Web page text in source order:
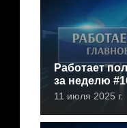
Работает
за неделю
11 июля 2025 г.